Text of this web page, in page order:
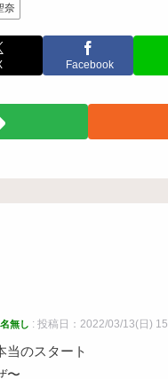
奈
Facebook
無し : 投稿日：2022/03/13(日)
当のスタート
〜